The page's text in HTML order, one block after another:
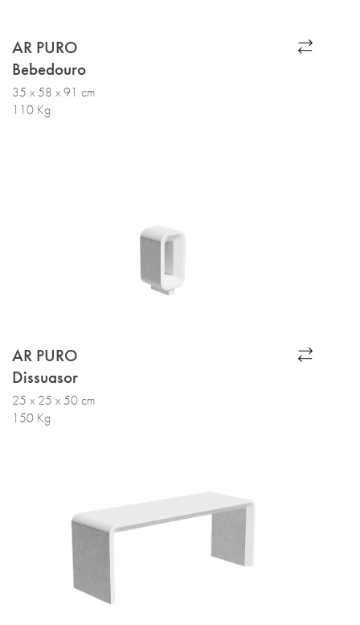
AR PURO
Bebedouro
35 x 58 x 91 cm
110 Kg
AR PURO
Dissuasor
25 x 25 x 50 cm
150 Kg